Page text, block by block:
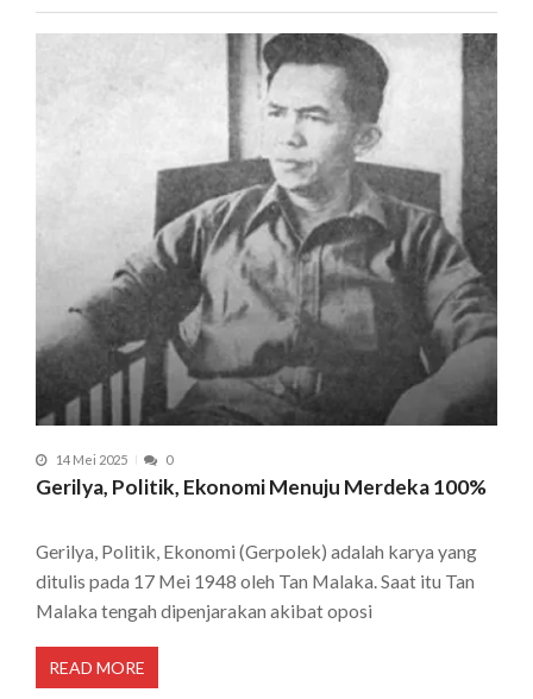
14 Mei 2025 0
Gerilya, Politik, Ekonomi Menuju Merdeka 100%
Gerilya, Politik, Ekonomi (Gerpolek) adalah karya yang
ditulis pada 17 Mei 1948 oleh Tan Malaka. Saat itu Tan
Malaka tengah dipenjarakan akibat oposi
READ MORE